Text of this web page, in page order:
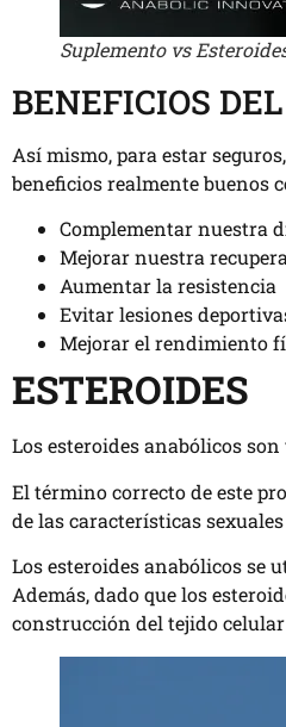
Suplemento vs
BENEFICIOS
Así mismo, para estar
beneficios realmente buenos
Complementar nuestra
Mejorar nuestra
Aumentar la resistencia
Evitar lesiones
Mejorar el rendimiento
ESTEROIDES
Los esteroides anabólicos
El término correcto de este
de las características
Los esteroides anabólicos se
Además, dado que los
construcción del tejido